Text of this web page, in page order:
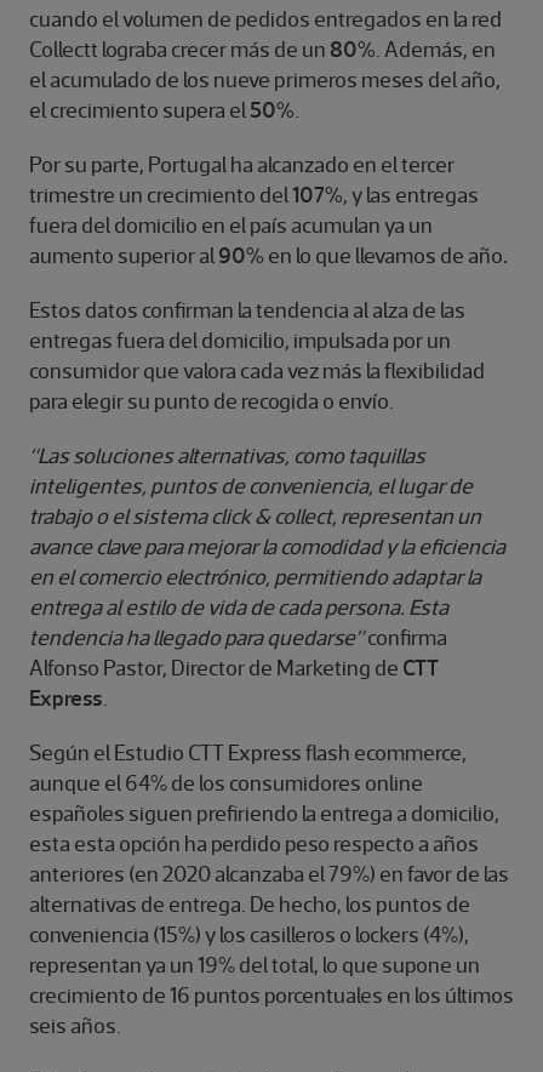
cuando el volumen de pedidos entregados en la red
Collectt lograba crecer más de un 80% . Además, en
el acumulado de los nueve primeros meses del año,
el crecimiento supera el50%
Por su parte, Portugal ha alcanzado en el tercer
trimestre un crecimiento del 107%, y las entregas
fuera del domicilio en el país acumulan ya un
aumento superior al 90% en lo que llevamos de año.
Estos datos confirman la tendencia al alza de las
entregas fuera del domicilio, impulsada por un
consumidor que valora cada vez más la flexibilidad
para elegir su punto de recogida o envío.
“Las soluciones alternativas, como taquillas
inteligentes, puntos de conveniencia, el lugar de
trabajo o el sistema click & collect, representan un
avance clave para mejorar la comodidad y la eficiencia
en el comercio electrónico, permitiendo adaptar la
entrega al estilo de vida de cada persona. Esta
tendencia ha llegado para quedarse”confirma
Alfonso Pastor, Director de Marketing de CTT
Express
Según el Estudio CTT Express flash ecommerce,
aunque el 64% de los consumidores online
españoles siguen prefiriendo la entrega a domicilio,
esta esta opción ha perdido peso respecto a años
anteriores (en 2020 alcanzaba el 79%) en favor de las
alternativas de entrega. De hecho, los puntos de
conveniencia (15%) y los casilleros o lockers (4%),
representan ya un 19% del total, lo que supone un
crecimiento de 16 puntos porcentuales en los últimos
seis años.